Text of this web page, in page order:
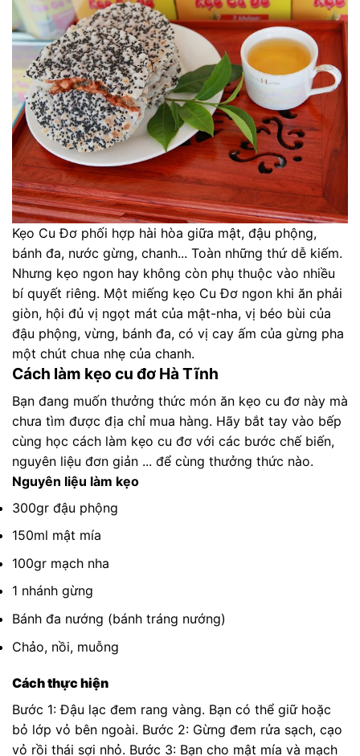
Kẹo Cu Đơ phối hợp hài hòa giữa mật, đậu phộng,
bánh đa, nước gừng, chanh... Toàn những thứ dễ kiếm.
Nhưng kẹo ngon hay không còn phụ thuộc vào nhiều
bí quyết riêng. Một miếng kẹo Cu Đơ ngon khi ăn phải
giòn, hội đủ vị ngọt mát của mật-nha, vị béo bùi của
đậu phộng, vừng, bánh đa, có vị cay ấm của gừng pha
một chút chua nhẹ của chanh.
Cách làm kẹo cu đơ Hà Tĩnh
Bạn đang muốn thưởng thức món ăn kẹo cu đơ này mà
chưa tìm được địa chỉ mua hàng. Hãy bắt tay vào bếp
cùng học cách làm kẹo cu đơ với các bước chế biến,
nguyên liệu đơn giản ... để cùng thưởng thức nào.
Nguyên liệu làm kẹo
300gr đậu phộng
150ml mật mía
100gr mạch nha
1 nhánh gừng
Bánh đa nướng (bánh tráng nướng)
Chảo, nồi, muỗng
Cách thực hiện
Bước 1: Đậu lạc đem rang vàng. Bạn có thể giữ hoặc
bỏ lớp vỏ bên ngoài. Bước 2: Gừng đem rửa sạch, cạo
vỏ rồi thái sợi nhỏ. Bước 3: Bạn cho mật mía và mạch